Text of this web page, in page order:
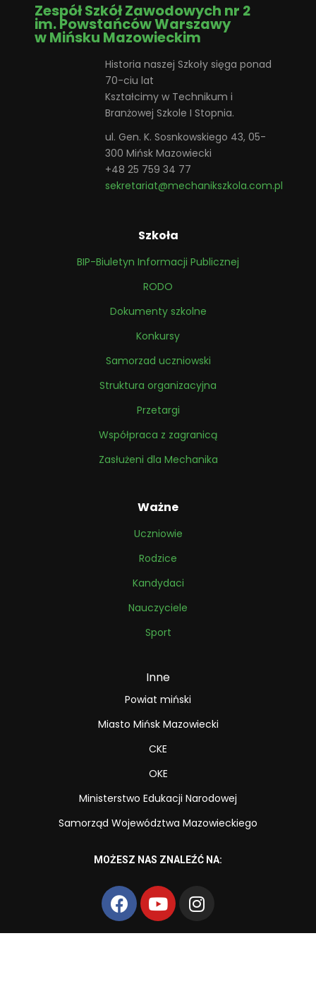
Zespół Szkół Zawodowych nr 2
im. Powstańców Warszawy
w Mińsku Mazowieckim
Historia naszej Szkoły sięga ponad
70-ciu lat
Kształcimy w Technikum i
Branżowej Szkole I Stopnia.
ul. Gen. K. Sosnkowskiego 43, 05-
300 Mińsk Mazowiecki
+48 25 759 34 77
sekretariat@mechanikszkola.com.pl
Szkoła
BIP-Biuletyn Informacji Publicznej
RODO
Dokumenty szkolne
Konkursy
Samorzad uczniowski
Struktura organizacyjna
Przetargi
Współpraca z zagranicą
Zasłużeni dla Mechanika
Ważne
Uczniowie
Rodzice
Kandydaci
Nauczyciele
Sport
Inne
Powiat miński
Miasto Mińsk Mazowiecki
CKE
OKE
Ministerstwo Edukacji Narodowej
Samorząd Województwa Mazowieckiego
MOŻESZ NAS ZNALEŹĆ NA: